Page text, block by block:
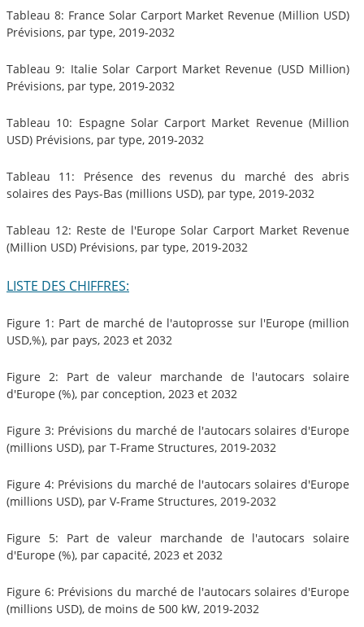
Tableau 8: France Solar Carport Market Revenue (Million USD)
Prévisions, par type, 2019-2032
Tableau 9: Italie Solar Carport Market Revenue (USD Million)
Prévisions, par type, 2019-2032
Tableau 10: Espagne Solar Carport Market Revenue (Million
USD) Prévisions, par type, 2019-2032
Tableau 11: Présence des revenus du marché des abris
solaires des Pays-Bas (millions USD), par type, 2019-2032
Tableau 12: Reste de l'Europe Solar Carport Market Revenue
(Million USD) Prévisions, par type, 2019-2032
LISTE DES CHIFFRES:
Figure 1: Part de marché de l'autoprosse sur l'Europe (million
USD,%), par pays, 2023 et 2032
Figure 2: Part de valeur marchande de l'autocars solaire
d'Europe (%), par conception, 2023 et 2032
Figure 3: Prévisions du marché de l'autocars solaires d'Europe
(millions USD), par T-Frame Structures, 2019-2032
Figure 4: Prévisions du marché de l'autocars solaires d'Europe
(millions USD), par V-Frame Structures, 2019-2032
Figure 5: Part de valeur marchande de l'autocars solaire
d'Europe (%), par capacité, 2023 et 2032
Figure 6: Prévisions du marché de l'autocars solaires d'Europe
(millions USD), de moins de 500 kW, 2019-2032